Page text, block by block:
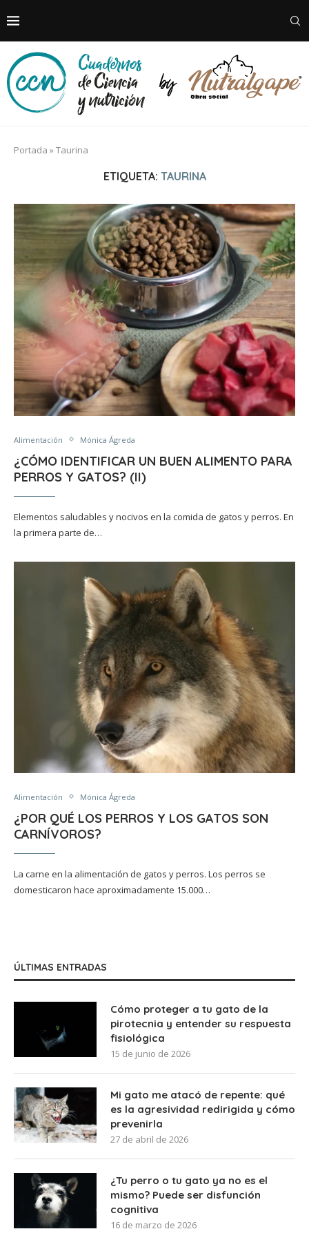
Portada »Taurina
ETIQUETA: TAURINA
Alimentación Mónica Ágreda
¿CÓMO IDENTIFICAR UN BUEN ALIMENTO PARA
PERROS Y GATOS? (II)
Elementos saludables y nocivos en la comida de gatos y perros. En
la primera parte de…
Alimentación Mónica Ágreda
¿POR QUÉ LOS PERROS Y LOS GATOS SON
CARNÍVOROS?
La carne en la alimentación de gatos y perros. Los perros se
domesticaron hace aproximadamente 15.000…
ÚLTIMAS ENTRADAS
Cómo proteger a tu gato de la
pirotecnia y entender su respuesta
fisiológica
15 de junio de 2026
Mi gato me atacó de repente: qué
es la agresividad redirigida y cómo
prevenirla
27 de abril de 2026
¿Tu perro o tu gato ya no es el
mismo? Puede ser disfunción
cognitiva
16 de marzo de 2026